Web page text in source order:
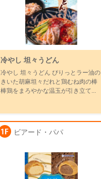
冷やし 坦々うどん
冷やし 坦々うどん ぴりっとラー油の
きいた胡麻坦々だれと鶏むね肉の棒
棒鶏をまろやかな温玉が引き立て...
ビアード・パパ